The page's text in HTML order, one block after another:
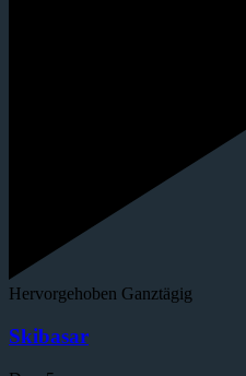
Hervorgehoben Ganztägig
Skibasar